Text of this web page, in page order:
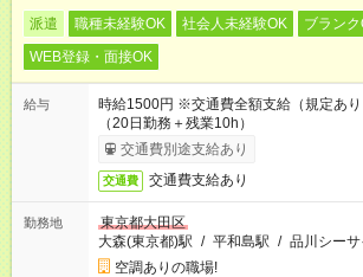
派遣 職種未経験OK 社会人未経験OK
ブラン
WEB登録・面接OK
給与
時給1500円 ※交通費全額支給（規定あ
（20日勤務＋残業10h）
交通費別途支給あり
交通費 交通費支給あり
勤務地
東京都大田区
大森(東京都)駅 / 平和島駅 / 品川シー
空調ありの職場!